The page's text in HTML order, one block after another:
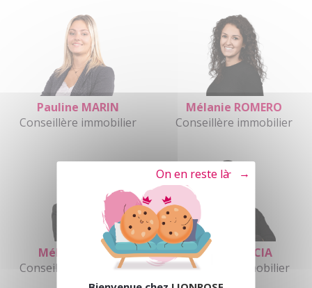
Pauline MARIN
Conseillère immobilier
Mélanie ROMERO
Conseillère immobilier
Mélody SORCE
Conseillère immobilier
Rémy GARCIA
Conseiller immobilier
Tout refuser